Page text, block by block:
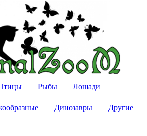
Рыбы Лошади
Динозавры Другие